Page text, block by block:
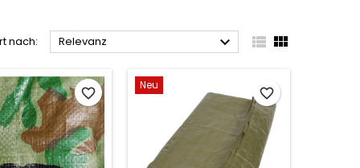
nach: Relevanz   
favorite_border
Neu
favorite_border